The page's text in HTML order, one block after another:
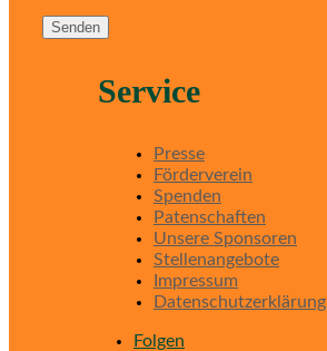
Senden
Service
Presse
Förderverein
Spenden
Patenschaften
Unsere Sponsoren
Stellenangebote
Impressum
Datenschutzerklärung
Folgen